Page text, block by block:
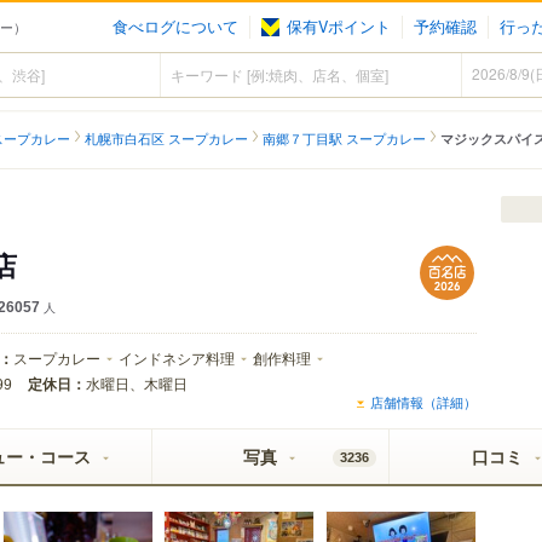
） 食べログについて 保有Vポイント 予約確認 行っ
プカレー 札幌市白石区 スープカレー 南郷７丁目駅 スープカレー マジックスパイ
人
スープカレー インドネシア料理 創作料理
定休日： 水曜日、木曜日
店舗情報（詳細）
ー・コース 写真 3236 口コミ